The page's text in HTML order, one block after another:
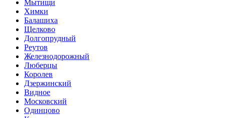
Мытищи
Химки
Балашиха
Щелково
Долгопрудный
Реутов
Железнодорожный
Люберцы
Королев
Дзержинский
Видное
Московский
Одинцово